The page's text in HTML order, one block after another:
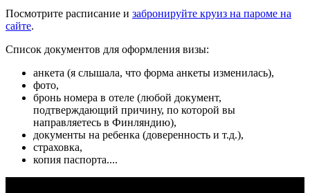
Посмотрите расписание и забронируйте круиз на пароме на
сайте.
Список документов для оформления визы:
анкета (я слышала, что форма анкеты изменилась),
фото,
бронь номера в отеле (любой документ,
подтверждающий причину, по которой вы
направляетесь в Финляндию),
документы на ребенка (доверенность и т.д.),
страховка,
копия паспорта....